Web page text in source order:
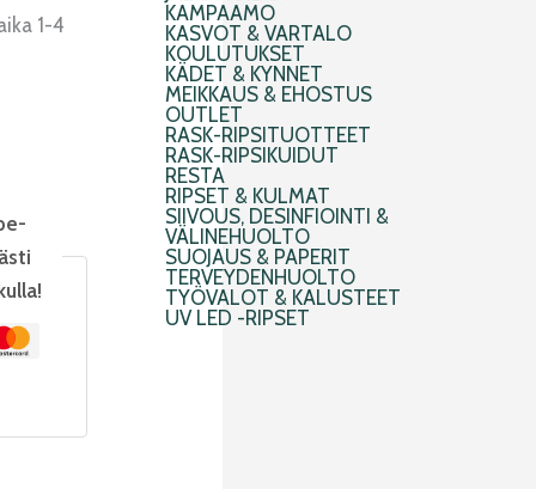
1-4
KAMPAAMO
KASVOT & VARTALO
KOULUTUKSET
KÄDET & KYNNET
MEIKKAUS & EHOSTUS
OUTLET
RASK-RIPSITUOTTEET
RASK-RIPSIKUIDUT
RESTA
RIPSET & KULMAT
SIIVOUS, DESINFIOINTI &
VÄLINEHUOLTO
SUOJAUS & PAPERIT
TERVEYDENHUOLTO
TYÖVALOT & KALUSTEET
UV LED -RIPSET